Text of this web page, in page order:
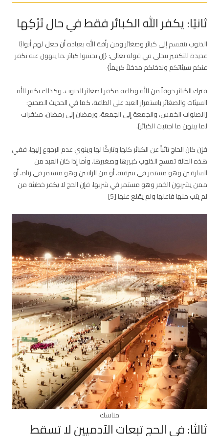
ثانيًا: يكفر الله الكبائر فقط في حال تَرْكِها
الذنوب تنقسم إلى كبائر وصغائر ومن رأفة الله بعباده أن جعل لهم أبوابًا
عديدة للتكفير تتجلى في قوله تعالى: {إن تجتنبوا كبائر .ما ينهون عنه نكفر
عنكم سيئاتكم وندخلكم مدخلاً كريماً}
فترك الكبائر خوفاً من الله وطاعة مكفر لصغائر الذنوب، وكذلك يكفر الله
السيئات والصغائر باستمرار العبد على الطاعة، كما في الحديث الصحيح:
[الصلوات الخمس، والجمعة إلى الجمعة، ورمضان إلى رمضان، مكفرات
لما بينهن ما اجتنبت الكبائر].
فإن كان الحاج تائباً عن الكبائر كلها وتاركًا لها وينوي عدم الرجوع إليها، ففي
هذه الحالة تمسح الذنوب كبيرها وصغيرها. وأما إذا كان العبد من
السارقين وهو مستمر في سرقته، أو من الزانيين وهو مستمر في زناه، أو
ممن يشربون الخمر وهو مستمر في شربها، فإن الحج لا يكفر خطيئة من
لم يتب منها فاعلها ولم يقلع عنها.[5]
مناسك
ثالثًا: في الحج تبعات الآدميين لا تسقط